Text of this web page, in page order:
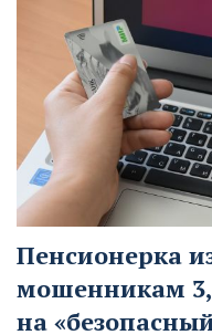
Пенсионерка
мошенникам
на